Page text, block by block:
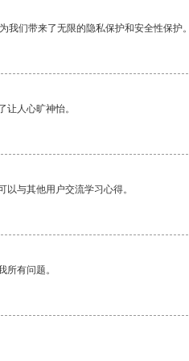
我们带来了无限的隐私保护和安全性保护
让人心旷神怡。
与其他用户交流学习心得。
所有问题。